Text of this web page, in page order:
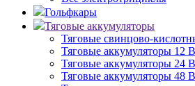
Гольфкары
Тяговые аккумуляторы
Тяговые свинцово-
Тяговые аккумуляторы 12
Тяговые аккумуляторы 24
Тяговые аккумуляторы 48